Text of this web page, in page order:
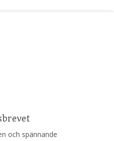
och spännande